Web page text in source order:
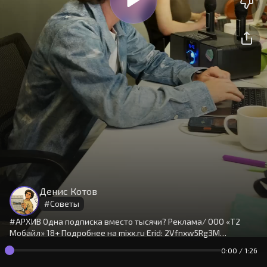
Денис Котов
#Советы
#АРХИВ Одна подписка вместо тысячи? Реклама/ ООО «Т2
Мобайл» 18+ Подробнее на mixх.ru Erid: 2Vfnxw5Rg3M
Музыкальные стриминги, онлайн-кинотеатры, шопинг и
многое другое — этим мы пользуемся ежедневно. Денис
0:00 / 1:26
На сайте используются cookies.
Продолжая использовать сайт,
вы принимаете